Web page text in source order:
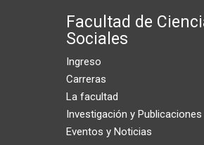
Facultad de
Sociales
Ingreso
Carreras
La facultad
Investigación y Publicaciones
Eventos y Noticias